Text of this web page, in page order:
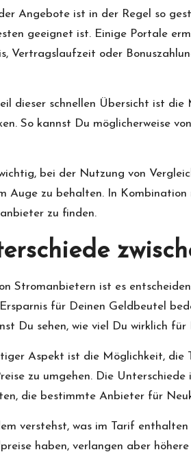
Angebote ist in der Regel so
geeignet ist. Einige Portale
Vertragslaufzeit oder
dieser schnellen Übersicht ist
So kannst Du möglicherweise
bei der Nutzung von
Auge zu behalten. In
zu finden.
Stromanbietern ist es
für Deinen Geldbeutel
Du sehen, wie viel Du wirklich
Aspekt ist die Möglichkeit,
zu umgehen. Die
die bestimmte Anbieter für
verstehst, was im Tarif
haben, verlangen aber